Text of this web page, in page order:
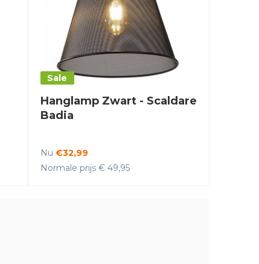
Sale
Hanglamp Zwart - Scaldare
Badia
Nu €32,99
Normale prijs € 49,95